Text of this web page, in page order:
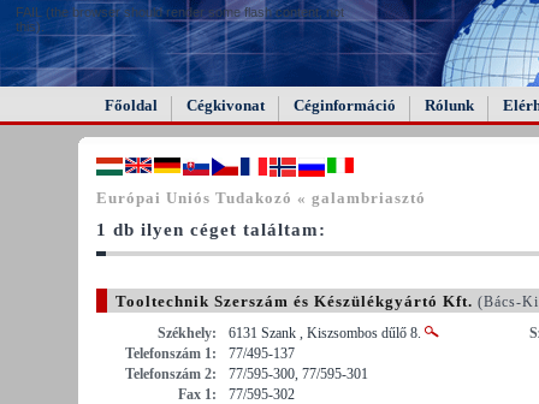
FAIL (the browser should render some flash content, not
this).
Főoldal Cégkivonat Céginformáció Rólunk
Európai Uniós Tudakozó « galambriasztó
1 db ilyen céget találtam:
Tooltechnik Szerszám és Készülékgyártó Kft. (Bács-
Székhely:
6131 Szank , Kiszsombos dűlő 8.
Telefonszám 1:
77/495-137
Telefonszám 2:
77/595-300, 77/595-301
Fax 1:
77/595-302